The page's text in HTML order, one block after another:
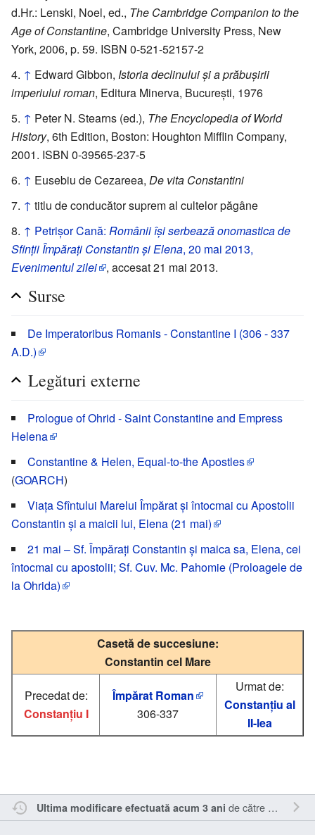
d.Hr.: Lenski, Noel, ed., The Cambridge Companion to the
Age of Constantine, Cambridge University Press, New
York, 2006, p. 59. ISBN 0-521-52157-2
↑ Edward Gibbon, Istoria declinului și a prăbușirii
imperiului roman, Editura Minerva, București, 1976
↑ Peter N. Stearns (ed.), The Encyclopedia of World
History, 6th Edition, Boston: Houghton Mifflin Company,
2001. ISBN 0-39565-237-5
↑ Eusebiu de Cezareea, De vita Constantini
↑ titlu de conducător suprem al cultelor păgâne
↑ Petrișor Cană: Românii își serbează onomastica de
Sfinții Împărați Constantin și Elena, 20 mai 2013,
Evenimentul zilei
, accesat 21 mai 2013.
Surse
De Imperatoribus Romanis - Constantine I (306 - 337
A.D.)
Legături externe
Prologue of Ohrid - Saint Constantine and Empress
Helena
Constantine & Helen, Equal-to-the Apostles
(GOARCH)
Viaţa Sfîntului Marelui Împărat şi întocmai cu Apostolii
Constantin şi a maicii lui, Elena (21 mai)
21 mai – Sf. Împărați Constantin și maica sa, Elena, cei
întocmai cu apostolii; Sf. Cuv. Mc. Pahomie (Proloagele de
la Ohrida)
Casetă de succesiune:
Constantin cel Mare
Precedat de:
Constanțiu I
Împărat Roman
306-337
Urmat de:
Constanțiu al
II-lea
Ultima modificare efectuată acum 3 ani de către RappY.